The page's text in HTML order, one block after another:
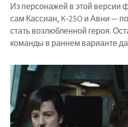
Из персонажей в этой версии
сам Кассиан, K‑2SO и Авни —
стать возлюбленной героя.
команды в раннем варианте